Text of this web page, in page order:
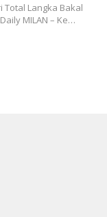
Langka Bakal
MILAN – Ke…